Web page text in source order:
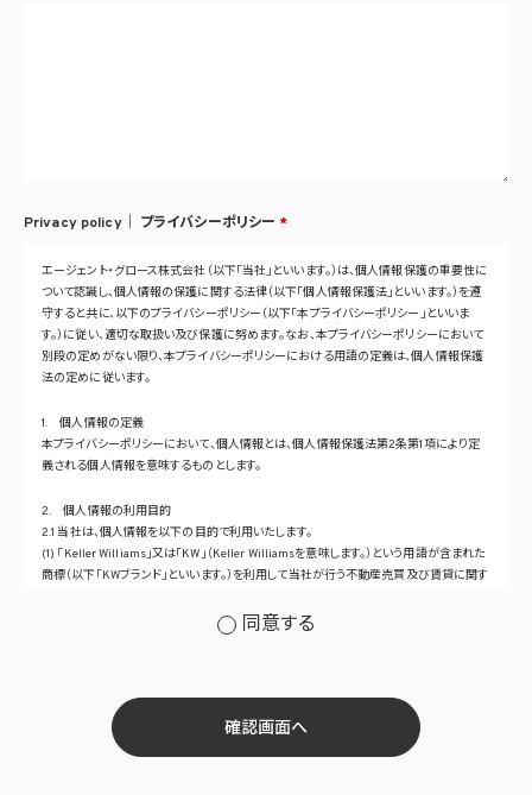
Privacy policy｜ プライバシーポリシー *
エージェント・グロース株式会社（以下「当社」といいます。）は、個人情報保護の重要性に
ついて認識し、個人情報の保護に関する法律（以下「個人情報保護法」といいます。）を遵
守すると共に、以下のプライバシーポリシー（以下「本プライバシーポリシー」といいま
す。）に従い、適切な取扱い及び保護に努めます。なお、本プライバシーポリシーにおいて
別段の定めがない限り、本プライバシーポリシーにおける用語の定義は、個人情報保護
法の定めに従います。
1. 個人情報の定義
本プライバシーポリシーにおいて、個人情報とは、個人情報保護法第2条第1項により定
義される個人情報を意味するものとします。
2. 個人情報の利用目的
2.1 当社は、個人情報を以下の目的で利用いたします。
(1) 「Keller Williams」又は「KW」（Keller Williamsを意味します。）という用語が含まれた
商標（以下「KWブランド」といいます。）を利用して当社が行う不動産売買及び賃貸に関す
(2) 当社サービス及び当社がKWブランドのライセンスを行う対象となる事業者（サブラ
(3) 当社の商品、サービス等のご案内のため
(4) 当社サービスに関する当社の規約、ポリシー等（以下「規約等」といいます。）に違反す
る行為に対する対応のため
同意する
確認画面へ